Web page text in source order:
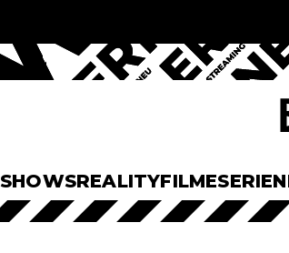
SHOWSREALITYFILMESERIEN